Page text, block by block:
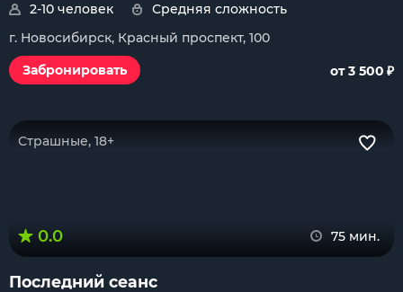
2-10 человек
Средняя сложность
г. Новосибирск, Красный проспект, 100
Забронировать
от 3 500 ₽
Страшные, 18+
0.0 75 мин.
Последний сеанс